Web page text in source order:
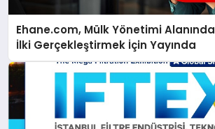
Ehane.com, Mülk Yönetimi
İlki Gerçekleştirmek İçin Yayında